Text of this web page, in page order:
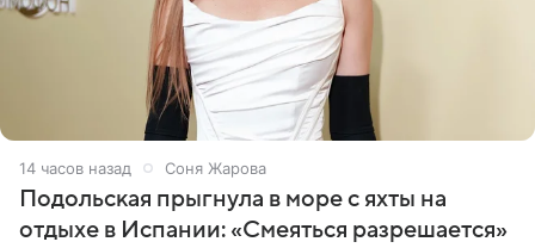
14 часов назад Соня Жарова
Подольская прыгнула в море с яхты на
отдыхе в Испании: «Смеяться разрешается»